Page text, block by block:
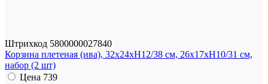
Штрихкод 5800000027840
Корзина плетеная (ива), 32x24xH12/38 см, 26x17xH10/31 см,
набор (2 шт)
Цена 739